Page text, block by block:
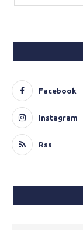
Facebook
Instagram
Rss